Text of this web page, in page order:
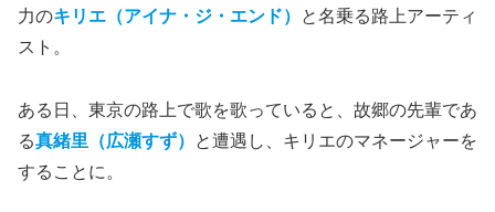
力のキリエ（アイナ・ジ・エンド）
と名乗る路上アーティ
スト。
ある日、東京の路上で歌を歌っていると、故郷の先輩であ
る真緒里 （広瀬すず）
と遭遇し、キリエのマネージャーを
することに。